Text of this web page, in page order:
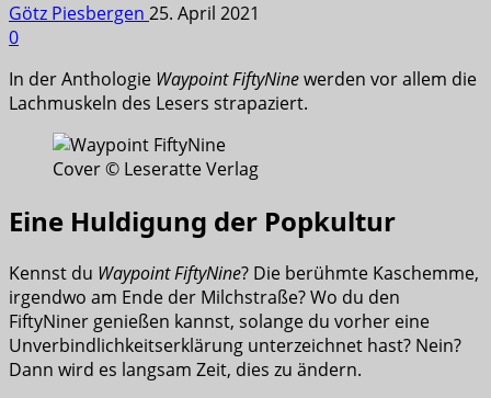
Götz Piesbergen 25. April 2021
0
In der Anthologie Waypoint FiftyNinewerden vor allem die
Lachmuskeln des Lesers strapaziert.
Cover © Leseratte Verlag
Eine Huldigung der Popkultur
Kennst du Waypoint FiftyNine? Die berühmte Kaschemme,
irgendwo am Ende der Milchstraße? Wo du den
FiftyNiner genießen kannst, solange du vorher eine
Unverbindlichkeitserklärung unterzeichnet hast? Nein?
Dann wird es langsam Zeit, dies zu ändern.